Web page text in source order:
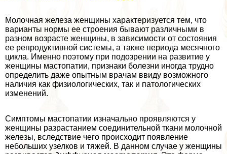
Молочная железа женщины хаpaктеризуется тем, что
варианты нормы ее строения бывают различными в
разном возрасте женщины, в зависимости от состояния
ее репродуктивной системы, а также периода мecячного
цикла. Именно поэтому при подозрении на развитие у
женщины мастопатии, признаки болезни иногда трудно
определить даже опытным врачам ввиду возможного
наличия как физиологических, так и патологических
изменений.
Симптомы мастопатии изначально проявляются у
женщины разрастанием соединительной ткани молочной
железы, вследствие чего происходит появление
небольших узелков и тяжей. В данном случае у женщины